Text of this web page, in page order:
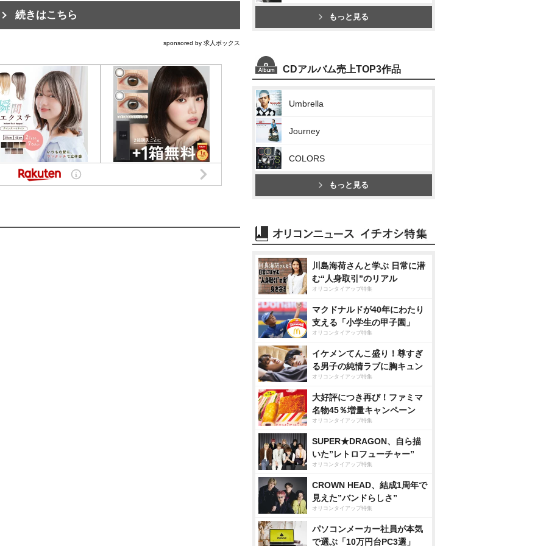
続きはこちら
sponsored by 求人ボックス
もっと見る
CDアルバム売上TOP3作品
Umbrella
Journey
COLORS
もっと見る
川島海荷さんと学ぶ 日常に潜
む“人身取引”のリアル
オリコンタイアップ特集
マクドナルドが40年にわたり
支える「小学生の甲子園」
オリコンタイアップ特集
イケメンてんこ盛り！尊すぎ
る男子の純情ラブに胸キュン
オリコンタイアップ特集
大好評につき再び！ファミマ
名物45％増量キャンペーン
オリコンタイアップ特集
SUPER★DRAGON、自ら描
いた”レトロフューチャー”
オリコンタイアップ特集
CROWN HEAD、結成1周年で
見えた”バンドらしさ”
オリコンタイアップ特集
パソコンメーカー社員が本気
で選ぶ「10万円台PC3選」